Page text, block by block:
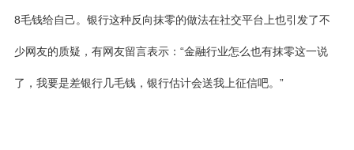
8毛钱给自己。银行这种反向抹零的做法在社交平台上也引发了不
少网友的质疑，有网友留言表示：“金融行业怎么也有抹零这一说
了，我要是差银行几毛钱，银行估计会送我上征信吧。”